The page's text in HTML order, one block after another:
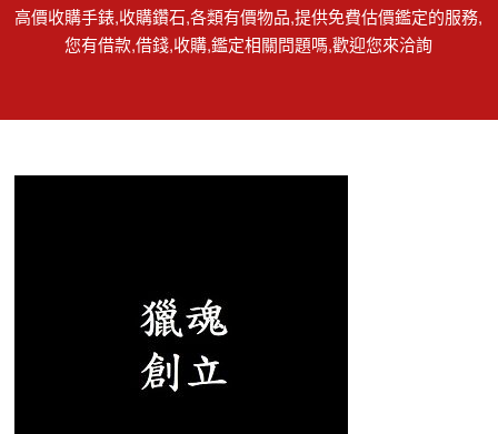
高價收購手錶,收購鑽石,各類有價物品,提供免費估價鑑定的服務,
您有借款,借錢,收購,鑑定相關問題嗎,歡迎您來洽詢